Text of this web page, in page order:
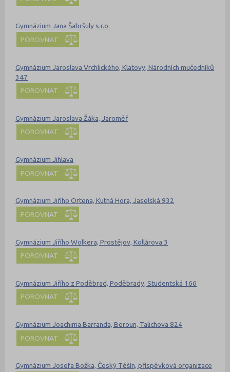
Gymnázium Jana Šabršuly s.r.o.
POROVNAT
Gymnázium Jaroslava Vrchlického, Klatovy, Národních mučedníků
347
POROVNAT
Gymnázium Jaroslava Žáka, Jaroměř
POROVNAT
Gymnázium Jihlava
POROVNAT
Gymnázium Jiřího Ortena, Kutná Hora, Jaselská 932
POROVNAT
Gymnázium Jiřího Wolkera, Prostějov, Kollárova 3
POROVNAT
Gymnázium Jiřího z Poděbrad, Poděbrady, Studentská 166
POROVNAT
Gymnázium Joachima Barranda, Beroun, Talichova 824
POROVNAT
Gymnázium Josefa Božka, Český Těšín, příspěvková organizace